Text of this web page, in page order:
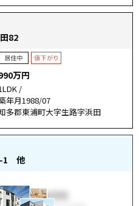
82
万円
/
年月1988/07
多郡東浦町大字生路字浜田
1 他